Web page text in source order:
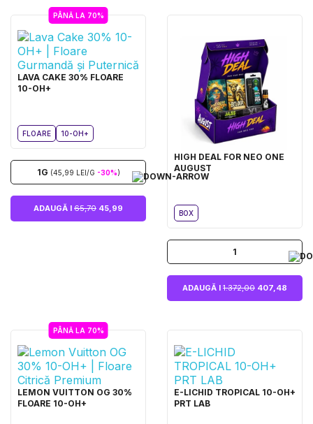
PÂNĂ LA 70%
LAVA CAKE 30% FLOARE
10-OH+
FLOARE 10-OH+
1G (45,99 LEI/G -30%)
ADAUGĂ I 65,70 45,99
HIGH DEAL FOR NEO ONE
AUGUST
BOX
1
ADAUGĂ I 1.372,00 407,48
PÂNĂ LA 70%
LEMON VUITTON OG 30%
FLOARE 10-OH+
E-LICHID TROPICAL 10-OH+
PRT LAB